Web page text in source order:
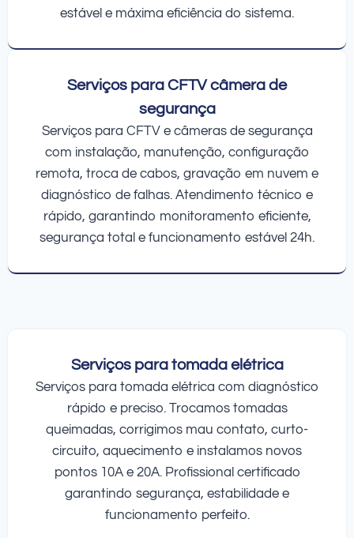
estável e máxima eficiência do sistema.
Serviços para CFTV câmera de
segurança
Serviços para CFTV e câmeras de segurança
com instalação, manutenção, configuração
remota, troca de cabos, gravação em nuvem e
diagnóstico de falhas. Atendimento técnico e
rápido, garantindo monitoramento eficiente,
segurança total e funcionamento estável 24h.
Serviços para tomada elétrica
Serviços para tomada elétrica com diagnóstico
rápido e preciso. Trocamos tomadas
queimadas, corrigimos mau contato, curto-
circuito, aquecimento e instalamos novos
pontos 10A e 20A. Profissional certificado
garantindo segurança, estabilidade e
funcionamento perfeito.